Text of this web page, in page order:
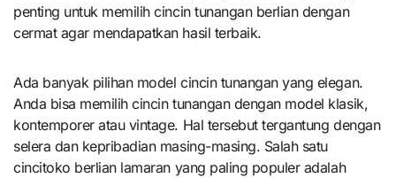
penting untuk memilih cincin tunangan berlian dengan
cermat agar mendapatkan hasil terbaik.
Ada banyak pilihan model cincin tunangan yang elegan.
Anda bisa memilih cincin tunangan dengan model klasik,
kontemporer atau vintage. Hal tersebut tergantung dengan
selera dan kepribadian masing-masing. Salah satu
cincitoko berlian lamaran yang paling populer adalah